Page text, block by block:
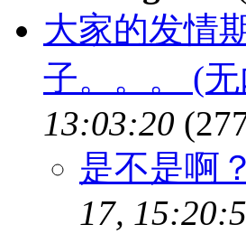
大家的发情
子。。。 (
13:03:20
是不是啊
17,